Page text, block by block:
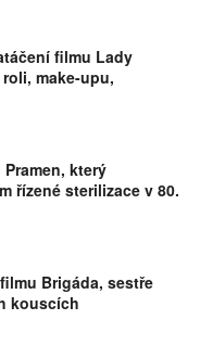
filmu Lady
make-upu,
který
řízené sterilizace v 80.
Brigáda, sestře
kouscích